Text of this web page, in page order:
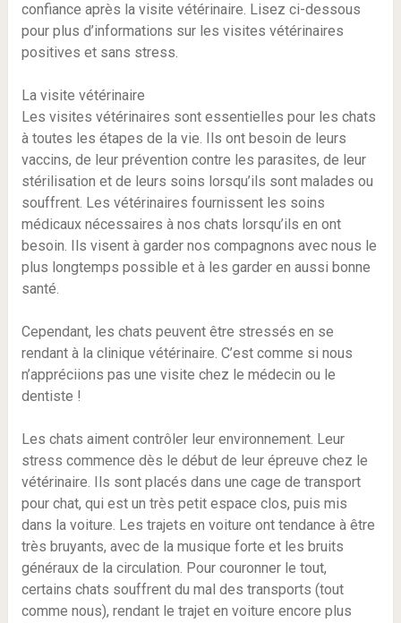
confiance après la visite vétérinaire. Lisez ci-dessous
pour plus d’informations sur les visites vétérinaires
positives et sans stress.
La visite vétérinaire
Les visites vétérinaires sont essentielles pour les chats
à toutes les étapes de la vie. Ils ont besoin de leurs
vaccins, de leur prévention contre les parasites, de leur
stérilisation et de leurs soins lorsqu’ils sont malades ou
souffrent. Les vétérinaires fournissent les soins
médicaux nécessaires à nos chats lorsqu’ils en ont
besoin. Ils visent à garder nos compagnons avec nous le
plus longtemps possible et à les garder en aussi bonne
santé.
Cependant, les chats peuvent être stressés en se
rendant à la clinique vétérinaire. C’est comme si nous
n’appréciions pas une visite chez le médecin ou le
dentiste !
Les chats aiment contrôler leur environnement. Leur
stress commence dès le début de leur épreuve chez le
vétérinaire. Ils sont placés dans une cage de transport
pour chat, qui est un très petit espace clos, puis mis
dans la voiture. Les trajets en voiture ont tendance à être
très bruyants, avec de la musique forte et les bruits
généraux de la circulation. Pour couronner le tout,
certains chats souffrent du mal des transports (tout
comme nous), rendant le trajet en voiture encore plus